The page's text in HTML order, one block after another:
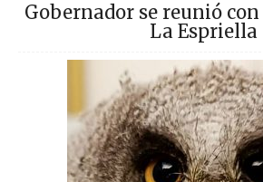
Gobernador se reunió
La Espriella